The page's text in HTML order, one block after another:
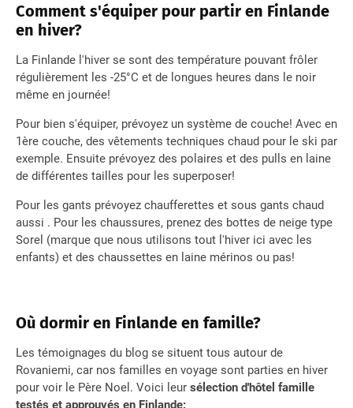
Comment s'équiper pour partir en Finlande
en hiver?
La Finlande l'hiver se sont des température pouvant frôler
régulièrement les -25°C et de longues heures dans le noir
même en journée!
Pour bien s'équiper, prévoyez un système de couche! Avec en
1ère couche, des vêtements techniques chaud pour le ski par
exemple. Ensuite prévoyez des polaires et des pulls en laine
de différentes tailles pour les superposer!
Pour les gants prévoyez chaufferettes et sous gants chaud
aussi . Pour les chaussures, prenez des bottes de neige type
Sorel (marque que nous utilisons tout l'hiver ici avec les
enfants) et des chaussettes en laine mérinos ou pas!
Où dormir en Finlande en famille?
Les témoignages du blog se situent tous autour de
Rovaniemi, car nos familles en voyage sont parties en hiver
pour voir le Père Noel. Voici leur sélection d'hôtel famille
testés et approuvés en Finlande: